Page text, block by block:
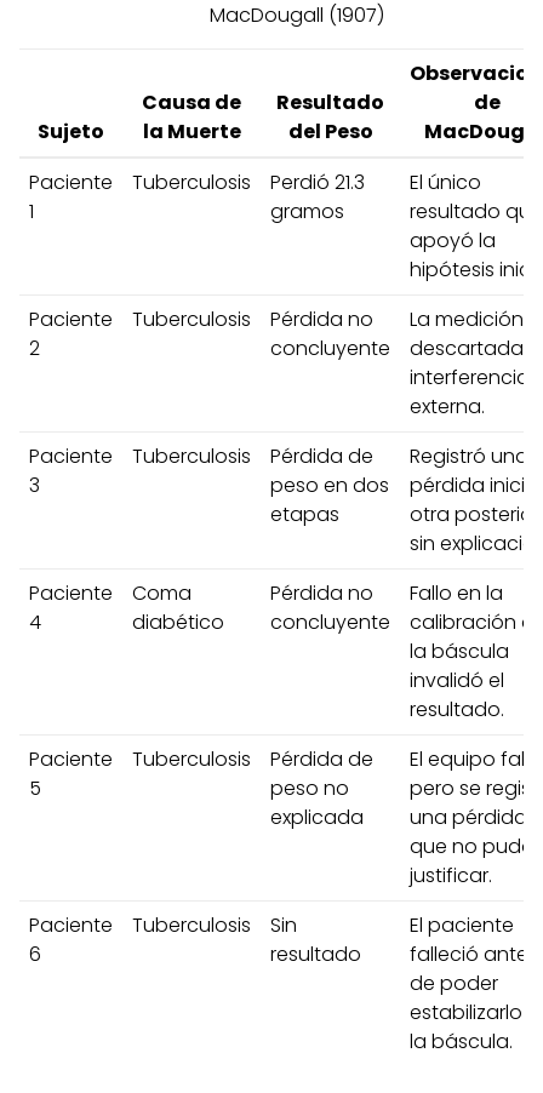
MacDougall (1907)
Sujeto
Causa de
la Muerte
Resultado
del Peso
de
Paciente
1
Tuberculosis
Perdió 21.3
gramos
El único
resultado que
apoyó la
hipótesis
Paciente
2
Tuberculosis
Pérdida no
concluyente
La medición
descartada
interferencia
externa.
Paciente
3
Tuberculosis
Pérdida de
peso en dos
etapas
Registró una
pérdida
otra posterior,
sin
Paciente
4
Coma
diabético
Pérdida no
concluyente
Fallo en la
calibración
la báscula
invalidó el
resultado.
Paciente
5
Tuberculosis
Pérdida de
peso no
explicada
El equipo
pero se
una pérdida
que no pudo
justificar.
Paciente
6
Tuberculosis
Sin
resultado
El paciente
falleció antes
de poder
estabilizarlo
la báscula.